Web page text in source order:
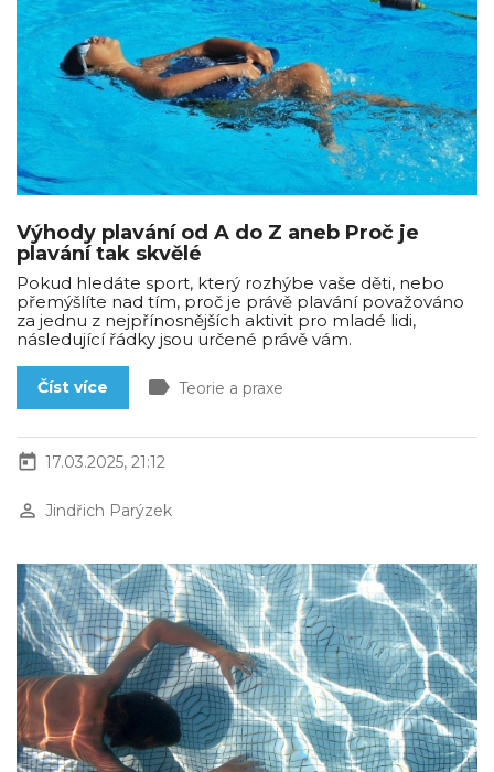
Výhody plavání od A do Z aneb Proč je
plavání tak skvělé
Pokud hledáte sport, který rozhýbe vaše děti, nebo
přemýšlíte nad tím, proč je právě plavání považováno
za jednu z nejpřínosnějších aktivit pro mladé lidi,
následující řádky jsou určené právě vám.
Číst více label Teorie a praxe
today 17.03.2025, 21:12
perm_identity Jindřich Parýzek